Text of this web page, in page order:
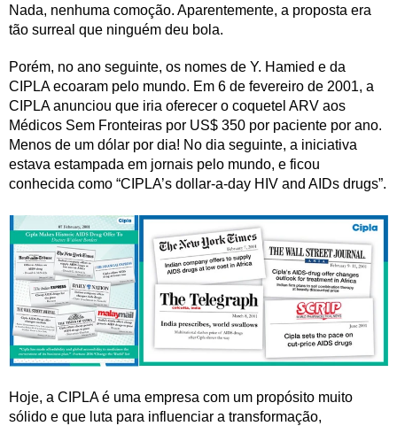
Nada, nenhuma comoção. Aparentemente, a proposta era
tão surreal que ninguém deu bola.
Porém, no ano seguinte, os nomes de Y. Hamied e da
CIPLA ecoaram pelo mundo. Em 6 de fevereiro de 2001, a
CIPLA anunciou que iria oferecer o coquetel ARV aos
Médicos Sem Fronteiras por US$ 350 por paciente por ano.
Menos de um dólar por dia! No dia seguinte, a iniciativa
estava estampada em jornais pelo mundo, e ficou
conhecida como “CIPLA’s dollar-a-day HIV and AIDs drugs”.
Hoje, a CIPLA é uma empresa com um propósito muito
sólido e que luta para influenciar a transformação,